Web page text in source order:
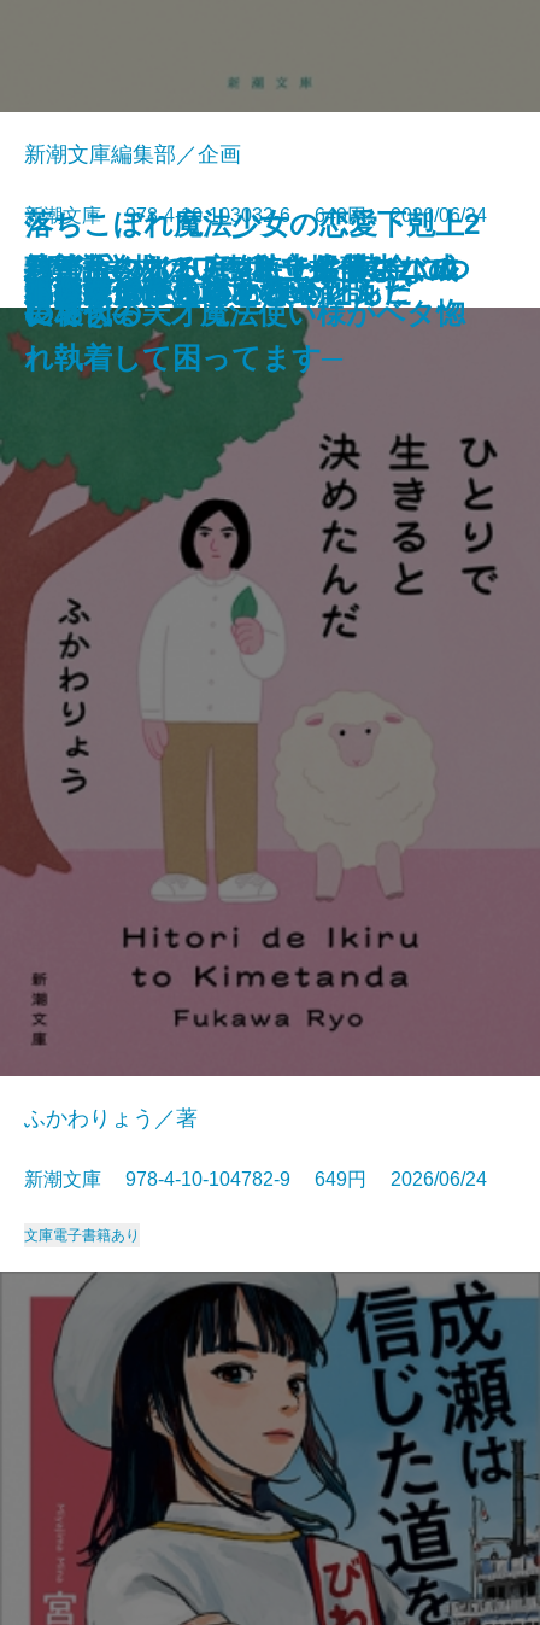
ともぐい
リリアン
脇役探偵は見逃さない
隣人
絞首台のある庭─私立探偵マニ
ー・ムーン─
聖女が、壺
龍の隠し子 幽世の薬剤師
プレゼント
あなたはここにいなくとも
きろくのほん
新潮文庫編集部／企画
新潮文庫 978-4-10-103032-6 649円 2026/06/24
文庫
ひとりで生きると決めたんだ
ふかわりょう／著
新潮文庫 978-4-10-104782-9 649円 2026/06/24
文庫電子書籍あり
成瀬は信じた道をいく
君が手にするはずだった黄金につ
いて
熟達論─人はいつまでも学び、成
長できる─
星を織る
ロボットが泣いた夜
血道
バイ・タイム─整時士佐藤スバル
の哀切─
落ちこぼれ魔法少女の恋愛下剋上2
─魔法学校のワケあり劣等生なの
に稀代の天才魔法使い様がベタ惚
れ執着して困ってます─
小公女たちのしあわせレシピ